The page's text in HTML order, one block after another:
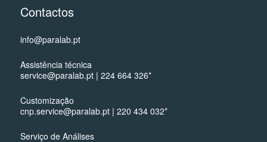
Contactos
info@paralab.pt
Assistência técnica
service@paralab.pt | 224 664 326*
Customização
cnp.service@paralab.pt | 220 434 032*
Serviço de Análises